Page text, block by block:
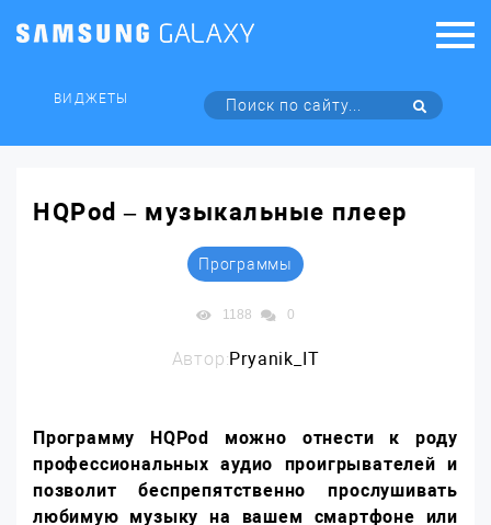
ВИДЖЕТЫ
HQPod – музыкальные плеер
Программы
1188 0
Автор:Pryanik_IT
Программу HQPod можно отнести к роду
профессиональных аудио проигрывателей и
позволит беспрепятственно прослушивать
любимую музыку на вашем смартфоне или